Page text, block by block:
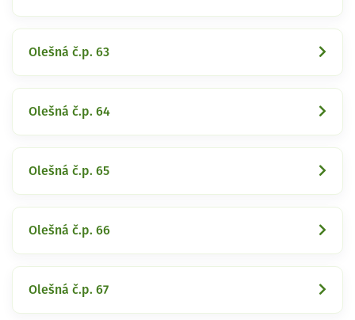
Olešná č.p. 63
Olešná č.p. 64
Olešná č.p. 65
Olešná č.p. 66
Olešná č.p. 67